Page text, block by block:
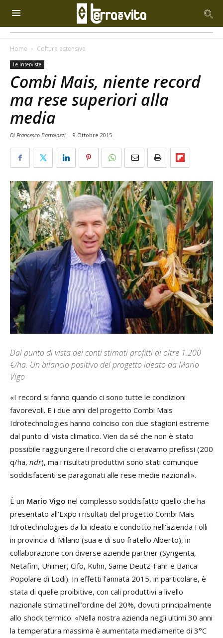
Home Colture estensive
Le interviste
Combi Mais, niente record
ma rese superiori alla
media
Di Francesco Bartolozzi - 9 Ottobre 2015
Dal punto di vista dei conti stimati profitti di oltre 1.200
€/ha. Un bilancio positivo del progetto ideato da Mario
Vigo
«I record si fanno quando ci sono tutte le condizioni
favorevoli. E i due anni del progetto Combi Mais
Idrotechnologies hanno coinciso con due stagioni estreme
dal punto di vista climatico. Vien da sé che non è stato
possibile raggiungere il record che ci eravamo prefissi (200
q/ha, ndr), ma i risultati produttivi sono stati comunque
soddisfacenti se paragonati alle rese medie nazionali».
È un Mario Vigo nel complesso soddisfatto quello che ha
presentato all’Expo i risultati del progetto Combi Mais
Idrotechnologies da lui ideato e condotto nell’azienda Folli
in provincia di Milano (sua e di suo fratello Alberto), in
collaborazione con diverse aziende partner (Syngenta,
Netafim, Unimer, Cifo, Kuhn, Same Deutz-Fahr e Banca
Popolare di Lodi). In effetti l’annata 2015, in particolare, è
stata di quelle proibitive, con cali produttivi a livello
nazionale stimati nell’ordine del 20%, dovuti principalmente
allo shock termico. «Nella nostra azienda negli ultimi 30 anni
la temperatura massima è aumentata mediamente di 3°C